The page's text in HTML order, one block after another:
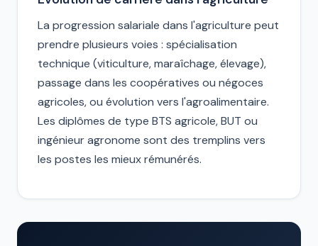
La progression salariale dans l'agriculture peut
prendre plusieurs voies : spécialisation
technique (viticulture, maraîchage, élevage),
passage dans les coopératives ou négoces
agricoles, ou évolution vers l'agroalimentaire.
Les diplômes de type BTS agricole, BUT ou
ingénieur agronome sont des tremplins vers
les postes les mieux rémunérés.